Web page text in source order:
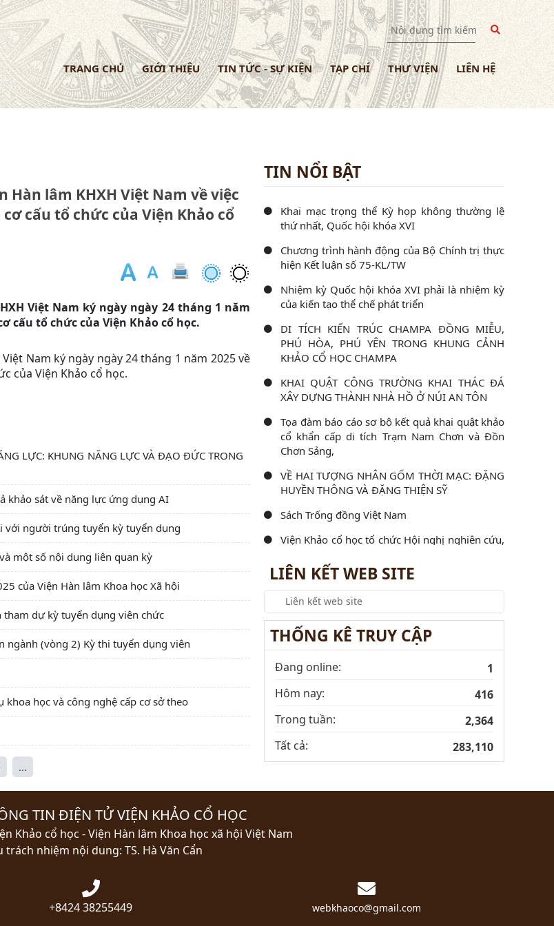
TRANG CHỦ GIỚI THIỆU TIN TỨC - SỰ KIỆN TẠP CHÍ THƯ VIỆN LIÊN HỆ
Hàn lâm KHXH Việt Nam về việc
cấu tổ chức của Viện Khảo cổ
Việt Nam ký ngày ngày 24 tháng 1 năm
cấu tổ chức của Viện Khảo cổ học.
Nam ký ngày ngày 24 tháng 1 năm 2025 về
của Viện Khảo cổ học.
LỰC: KHUNG NĂNG LỰC VÀ ĐẠO ĐỨC TRONG
khảo sát về năng lực ứng dụng AI
với người trúng tuyển kỳ tuyển dụng
một số nội dung liên quan kỳ
của Viện Hàn lâm Khoa học Xã hội
tham dự kỳ tuyển dụng viên chức
ngành (vòng 2) Kỳ thi tuyển dụng viên
học và công nghệ cấp cơ sở theo
...
TIN NỔI BẬT
Khai mạc trọng thể Kỳ họp không thường lệ
thứ nhất, Quốc hội khóa XVI
Chương trình hành động của Bộ Chính trị thực
hiện Kết luận số 75-KL/TW
Nhiệm kỳ Quốc hội khóa XVI phải là nhiệm kỳ
của kiến tạo thể chế phát triển
DI TÍCH KIẾN TRÚC CHAMPA ĐỒNG MIỄU,
PHÚ HÒA, PHÚ YÊN TRONG KHUNG CẢNH
KHẢO CỔ HỌC CHAMPA
KHAI QUẬT CÔNG TRƯỜNG KHAI THÁC ĐÁ
XÂY DỰNG THÀNH NHÀ HỒ Ở NÚI AN TÔN
Tọa đàm báo cáo sơ bộ kết quả khai quật khảo
cổ khẩn cấp di tích Trạm Nam Chơn và Đồn
Chơn Sảng,
VỀ HAI TƯỢNG NHÂN GỐM THỜI MẠC: ĐẶNG
HUYỀN THÔNG VÀ ĐẶNG THIỆN SỸ
Sách Trống đồng Việt Nam
Viện Khảo cổ học tổ chức Hội nghị nghiên cứu,
Viện Khảo cổ học làm việc với Đoàn kiểm tra
công tác văn thư, lưu trữ và bảo vệ bí mật nhà
nước năm
LIÊN KẾT WEB SITE
THỐNG KÊ TRUY CẬP
Đang online:
1
Hôm nay:
416
Trong tuần:
2,364
Tất cả:
283,110
TIN ĐIỆN TỬ VIỆN KHẢO CỔ HỌC
Khảo cổ học - Viện Hàn lâm Khoa học xã hội Việt Nam
trách nhiệm nội dung: TS. Hà Văn Cẩn
+8424 38255449 webkhaoco@gmail.com